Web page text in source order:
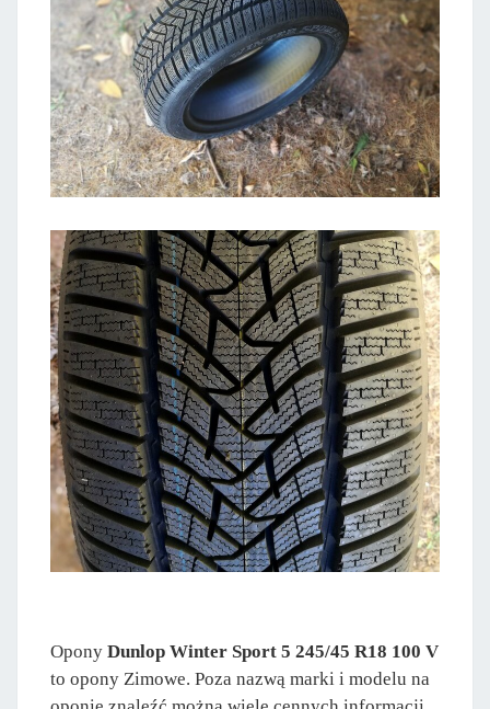
Opony Dunlop Winter Sport 5 245/45 R18 100 V
to opony Zimowe. Poza nazwą marki i modelu na